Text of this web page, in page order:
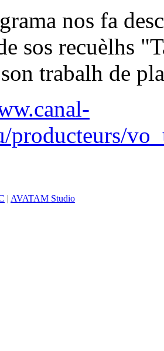
nos fa
sos recuèlhs
trabalh de
producteurs/
| AVATAM Studio